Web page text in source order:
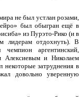
не был устлан розами,
был обыгран ещё в
из Пурэто-Рико (и в
лидерам отдохнуть). В
чемпион аргентинский,
и Николаем
затруднения в
довольно уверенную